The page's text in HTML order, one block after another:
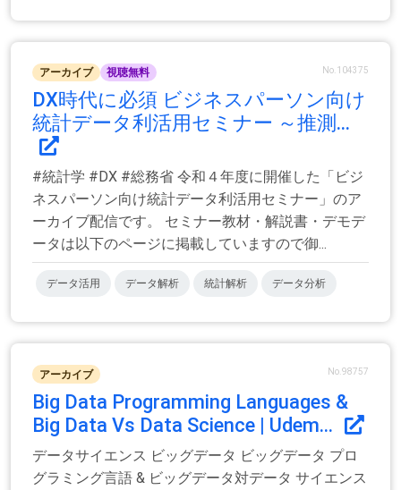
アーカイブ 視聴無料 No.104375
DX時代に必須 ビジネスパーソン向け
統計データ利活用セミナー ～推測...
#統計学 #DX #総務省 令和４年度に開催した「ビジ
ネスパーソン向け統計データ利活用セミナー」のア
ーカイブ配信です。 セミナー教材・解説書・デモデ
ータは以下のページに掲載していますので御...
データ活用 データ解析 統計解析 データ分析
アーカイブ No.98757
Big Data Programming Languages &
Big Data Vs Data Science | Udem...
データサイエンス ビッグデータ ビッグデータ プロ
グラミング言語 & ビッグデータ対データ サイエンス